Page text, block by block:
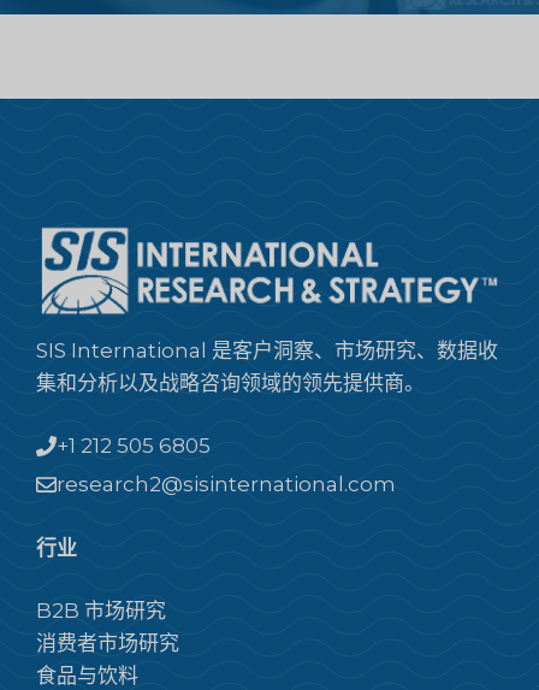
SIS International 是客户洞察、市场研究、数据收
集和分析以及战略咨询领域的领先提供商。
+1 212 505 6805
research2@sisinternational.com
行业
B2B 市场研究
消费者市场研究
食品与饮料